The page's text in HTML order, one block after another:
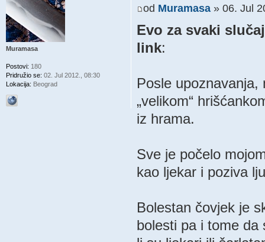
od Muramasa» 06. Jul
Evo za svaki
link:
Posle
„velikom“
iz hrama.
Sve je počelo
kao ljekar i poziva
Bolestan čovjek je
bolesti pa i tome da
Muramasa
Postovi: 180
Pridružio se: 02. Jul 2012., 08:30
Lokacija: Beograd